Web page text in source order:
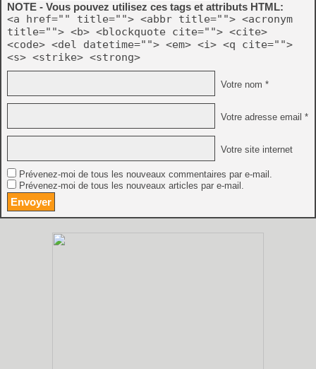
NOTE - Vous pouvez utilisez ces tags et attributs HTML:
<a href="" title=""> <abbr title=""> <acronym
title=""> <b> <blockquote cite=""> <cite>
<code> <del datetime=""> <em> <i> <q cite="">
<s> <strike> <strong>
Votre nom *
Votre adresse email *
Votre site internet
Prévenez-moi de tous les nouveaux commentaires par e-mail.
Prévenez-moi de tous les nouveaux articles par e-mail.